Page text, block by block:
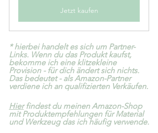
Jetzt kaufen
* hierbei handelt es sich um Partner-
Links. Wenn du das Produkt kaufst,
bekomme ich eine klitzekleine
Provision - für dich ändert sich nichts.
Das bedeutet - als Amazon-Partner
verdiene ich an qualifizierten Verkäufen.
Hier findest du meinen Amazon-Shop
mit Produktempfehlungen für Material
und Werkzeug das ich häufig verwende.